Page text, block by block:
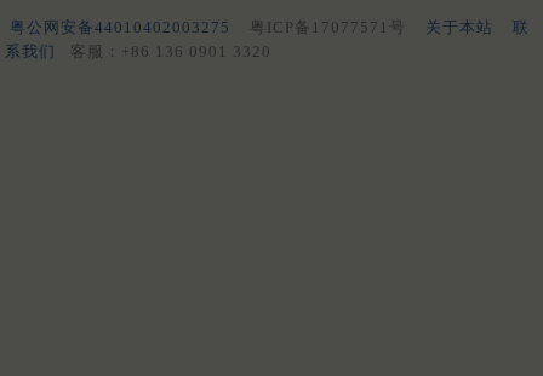
粤公网安备44010402003275 粤ICP备17077571号 关于本站
联
系我们
客服：+86 136 0901 3320